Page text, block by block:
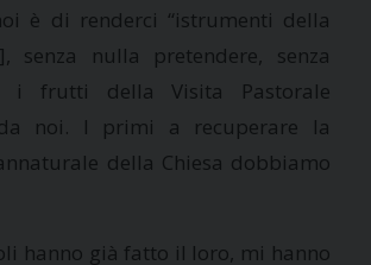
è di renderci “istrumenti della
senza nulla pretendere, senza
i frutti della Visita Pastorale
noi. I primi a recuperare la
della Chiesa dobbiamo
già fatto il loro, mi hanno